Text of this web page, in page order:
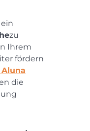
zu
Ihrem
fördern
die